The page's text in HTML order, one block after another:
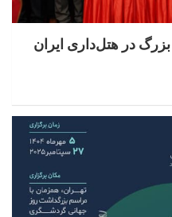
جهش بزرگ در هتل‌داری ایران